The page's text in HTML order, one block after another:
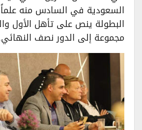
السعودية في السادس منه علماً
البطولة ينص على تأهل الأول
مجموعة إلى الدور نصف النهائي.